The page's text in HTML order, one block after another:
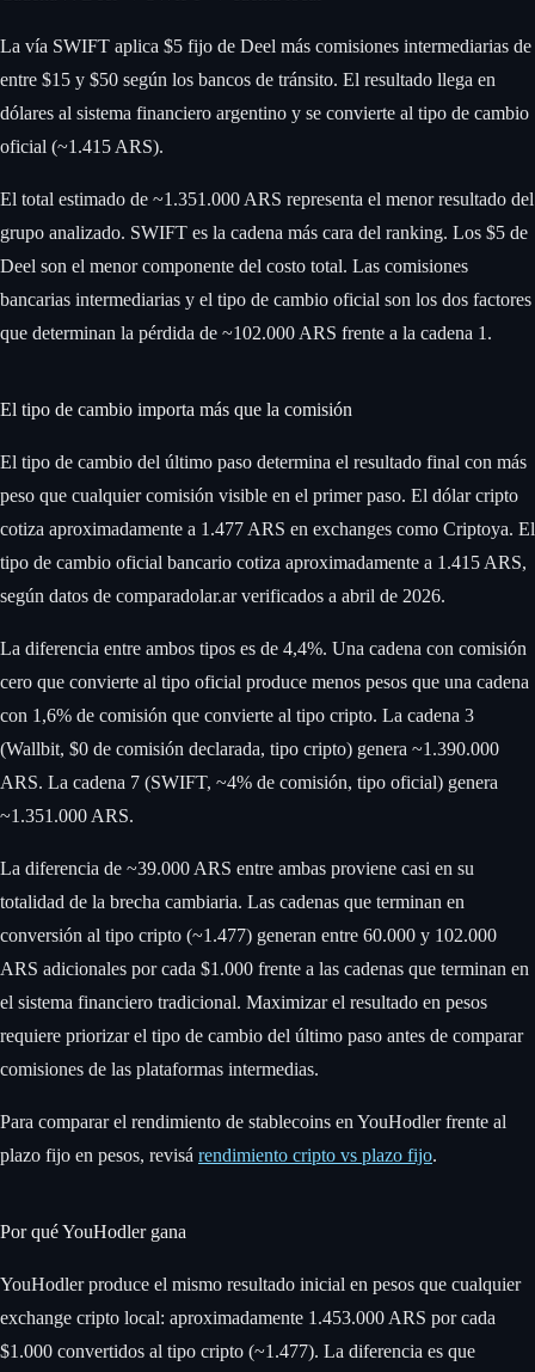
La vía SWIFT aplica $5 fijo de Deel más comisiones intermediarias de
entre $15 y $50 según los bancos de tránsito. El resultado llega en
dólares al sistema financiero argentino y se convierte al tipo de cambio
oficial (~1.415 ARS).
El total estimado de ~1.351.000 ARS representa el menor resultado del
grupo analizado. SWIFT es la cadena más cara del ranking. Los $5 de
Deel son el menor componente del costo total. Las comisiones
bancarias intermediarias y el tipo de cambio oficial son los dos factores
que determinan la pérdida de ~102.000 ARS frente a la cadena 1.
El tipo de cambio importa más que la comisión
El tipo de cambio del último paso determina el resultado final con más
peso que cualquier comisión visible en el primer paso. El dólar cripto
cotiza aproximadamente a 1.477 ARS en exchanges como Criptoya. El
tipo de cambio oficial bancario cotiza aproximadamente a 1.415 ARS,
según datos de comparadolar.ar verificados a abril de 2026.
La diferencia entre ambos tipos es de 4,4%. Una cadena con comisión
cero que convierte al tipo oficial produce menos pesos que una cadena
con 1,6% de comisión que convierte al tipo cripto. La cadena 3
(Wallbit, $0 de comisión declarada, tipo cripto) genera ~1.390.000
ARS. La cadena 7 (SWIFT, ~4% de comisión, tipo oficial) genera
~1.351.000 ARS.
La diferencia de ~39.000 ARS entre ambas proviene casi en su
totalidad de la brecha cambiaria. Las cadenas que terminan en
conversión al tipo cripto (~1.477) generan entre 60.000 y 102.000
ARS adicionales por cada $1.000 frente a las cadenas que terminan en
el sistema financiero tradicional. Maximizar el resultado en pesos
requiere priorizar el tipo de cambio del último paso antes de comparar
comisiones de las plataformas intermedias.
Para comparar el rendimiento de stablecoins en YouHodler frente al
plazo fijo en pesos, revisá rendimiento cripto vs plazo fijo.
Por qué YouHodler gana
YouHodler produce el mismo resultado inicial en pesos que cualquier
exchange cripto local: aproximadamente 1.453.000 ARS por cada
$1.000 convertidos al tipo cripto (~1.477). La diferencia es que